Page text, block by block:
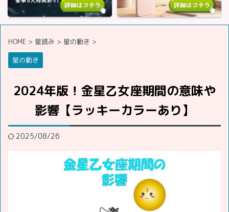
HOME > 星読み > 星の動き >
星の動き
2024年版！金星乙女座期間の意味や
影響【ラッキーカラーあり】
2025/08/26